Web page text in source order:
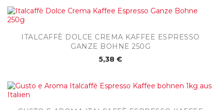
ITALCAFFÈ DOLCE CREMA KAFFEE ESPRESSO
GANZE BOHNE 250G
5,38 €